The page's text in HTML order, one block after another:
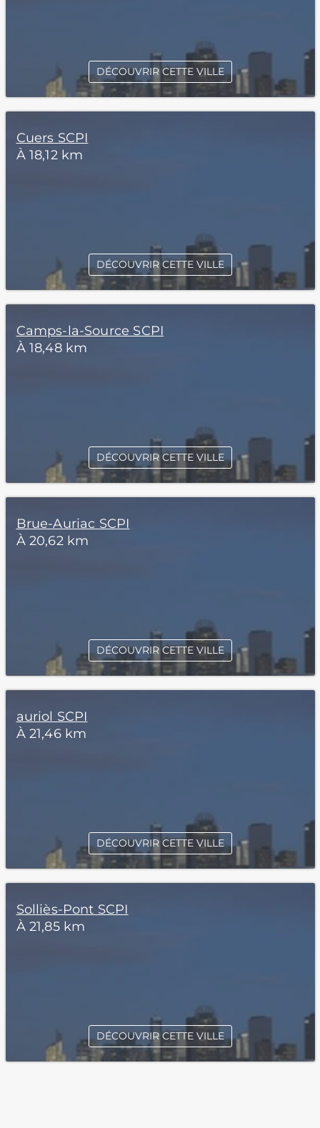
DÉCOUVRIR CETTE VILLE
Cuers SCPI
À 18,12 km
DÉCOUVRIR CETTE VILLE
Camps-la-Source SCPI
À 18,48 km
DÉCOUVRIR CETTE VILLE
Brue-Auriac SCPI
À 20,62 km
DÉCOUVRIR CETTE VILLE
auriol SCPI
À 21,46 km
DÉCOUVRIR CETTE VILLE
Solliès-Pont SCPI
À 21,85 km
DÉCOUVRIR CETTE VILLE